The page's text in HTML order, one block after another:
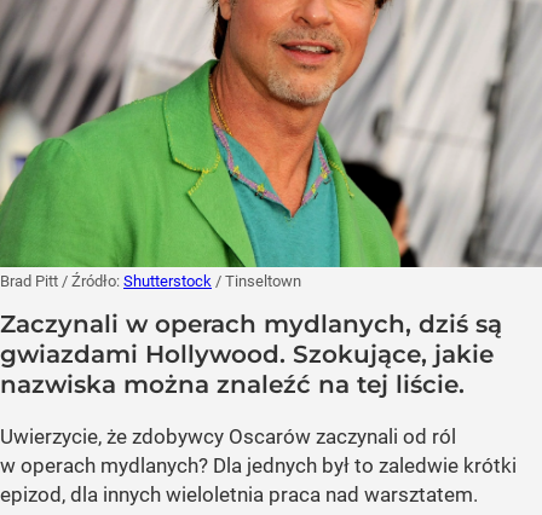
Brad Pitt / Źródło: Shutterstock / Tinseltown
Zaczynali w operach mydlanych, dziś są
gwiazdami Hollywood. Szokujące, jakie
nazwiska można znaleźć na tej liście.
Uwierzycie, że zdobywcy Oscarów zaczynali od ról
w operach mydlanych? Dla jednych był to zaledwie krótki
epizod, dla innych wieloletnia praca nad warsztatem.